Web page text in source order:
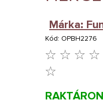
TERMÉK
Kód: OPBH2276
Márka:
RAKTÁRON